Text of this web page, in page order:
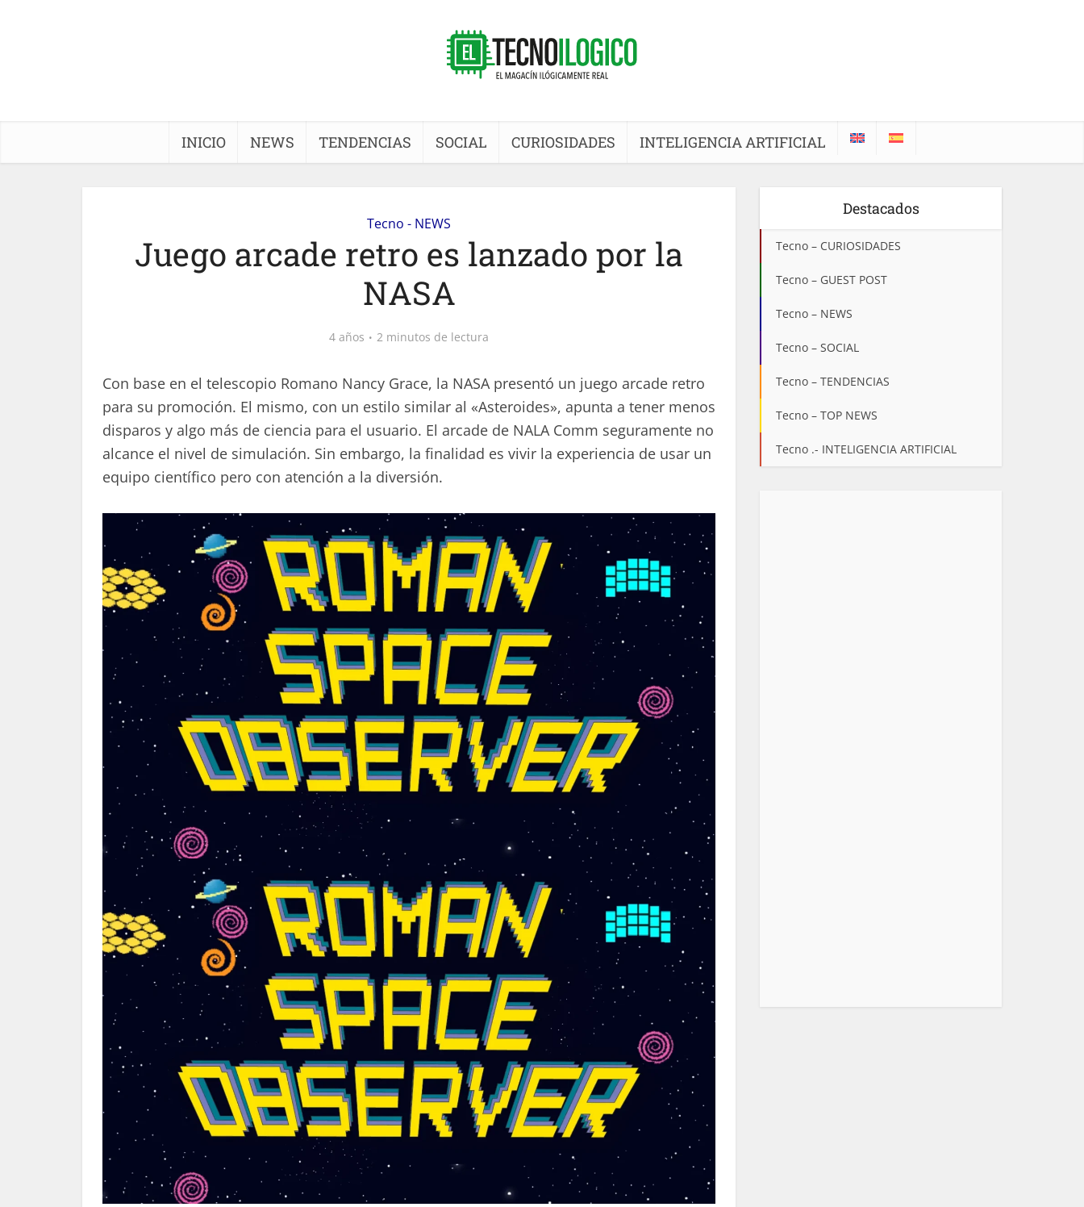
INICIO NEWS TENDENCIAS SOCIAL CURIOSIDADES INTELIGENCIA ARTIFICIAL
Tecno - NEWS
Juego arcade retro es lanzado por la
NASA
4 años 2 minutos de lectura
Con base en el telescopio Romano Nancy Grace, la NASA presentó un juego arcade retro
para su promoción. El mismo, con un estilo similar al «Asteroides», apunta a tener menos
disparos y algo más de ciencia para el usuario. El arcade de NALA Comm seguramente no
alcance el nivel de simulación. Sin embargo, la finalidad es vivir la experiencia de usar un
equipo científico pero con atención a la diversión.
Destacados
Tecno – CURIOSIDADES
Tecno – GUEST POST
Tecno – NEWS
Tecno – SOCIAL
Tecno – TENDENCIAS
Tecno – TOP NEWS
Tecno .- INTELIGENCIA ARTIFICIAL